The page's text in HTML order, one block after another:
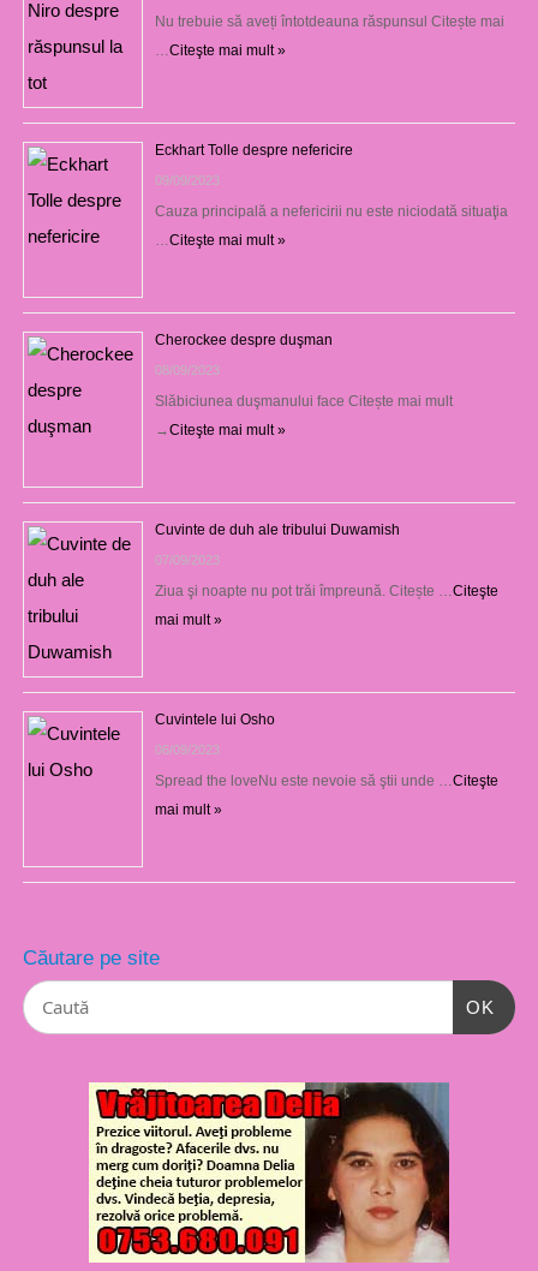
Nu trebuie să aveți întotdeauna răspunsul Citește mai
…Citeşte mai mult »
Eckhart Tolle despre nefericire
09/09/2023
Cauza principală a nefericirii nu este niciodată situaţia
…Citeşte mai mult »
Cherockee despre duşman
08/09/2023
Slăbiciunea duşmanului face Citește mai mult
→Citeşte mai mult »
Cuvinte de duh ale tribului Duwamish
07/09/2023
Ziua şi noapte nu pot trăi împreună. Citește …Citeşte
mai mult »
Cuvintele lui Osho
06/09/2023
Spread the loveNu este nevoie să ştii unde …Citeşte
mai mult »
Căutare pe site
OK